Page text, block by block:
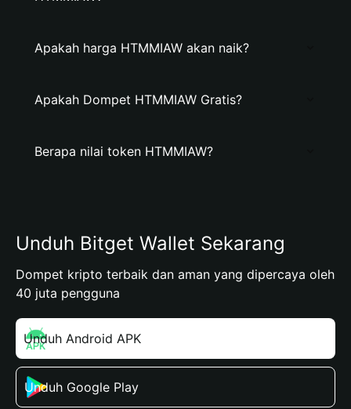
Apakah harga HTMMIAW akan naik?
Apakah Dompet HTMMIAW Gratis?
Berapa nilai token HTMMIAW?
Unduh Bitget Wallet Sekarang
Dompet kripto terbaik dan aman yang dipercaya oleh
40 juta pengguna
Unduh Android APK
Unduh Google Play